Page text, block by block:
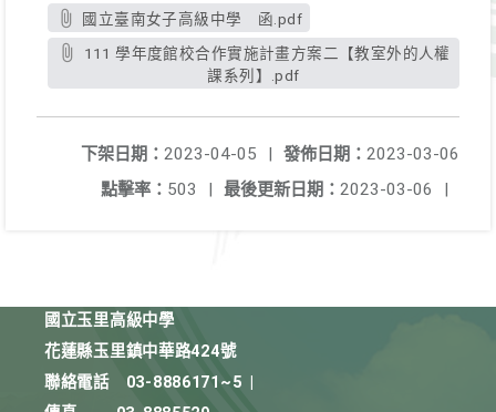
國立臺南女子高級中學 函.pdf
課系列】.pdf
發佈日期： 2023-03-06
下架日期： 2023-04-05
|
最後更新日期： 2023-03-06 |
點擊率： 503 |
國立玉里高級中學
花蓮縣玉里鎮中華路424號
聯絡電話
03-8886171~5